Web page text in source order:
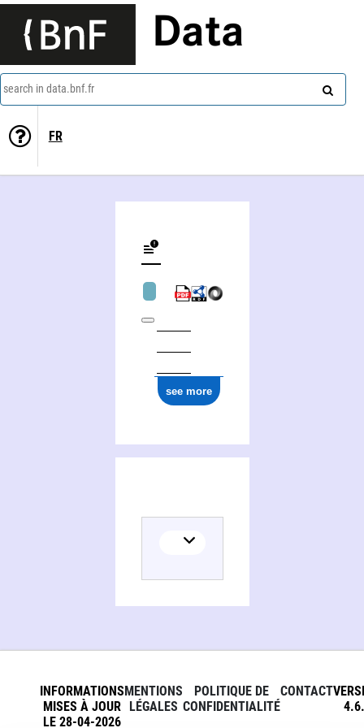
Data
search in data.bnf.fr
FR
see more
INFORMATIONS
MISES À JOUR
LE 28-04-2026
MENTIONS
LÉGALES
POLITIQUE DE
CONFIDENTIALITÉ
CONTACT